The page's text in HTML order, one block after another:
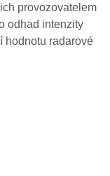
provozovatelem
odhad intenzity
hodnotu radarové